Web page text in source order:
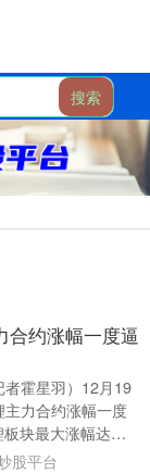
搜索
合约涨幅一度逼
霍星羽）12月19
力合约涨幅一度
块最大涨幅达
料、盛新锂能....
股平台